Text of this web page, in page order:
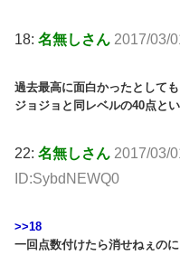
18: 名無しさん 2017/03/
過去最高に面白かったとしても
ジョジョと同レベルの40点と
22: 名無しさん 2017/03/
ID:SybdNEWQ0
>>18
一回点数付けたら消せねぇの